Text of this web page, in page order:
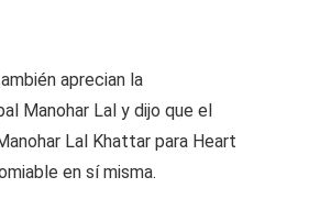
aprecian la
Manohar Lal y dijo que el
Lal Khattar para Heart
en sí misma.